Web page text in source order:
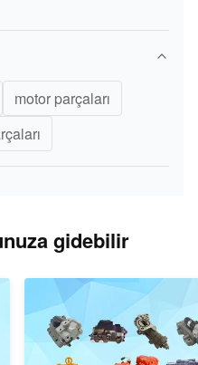
motor parçaları
gidebilir